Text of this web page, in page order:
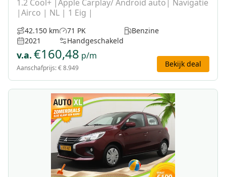
1.2 Cool+ |Apple Carplay/ Android auto| Navigatie
|Airco | NL | 1 Eig |
42.150 km
2021
71 PK
Handgeschakeld
Benzine
v.a. €160,48 p/m
Aanschafprijs:€ 8.949 Bekijk deal